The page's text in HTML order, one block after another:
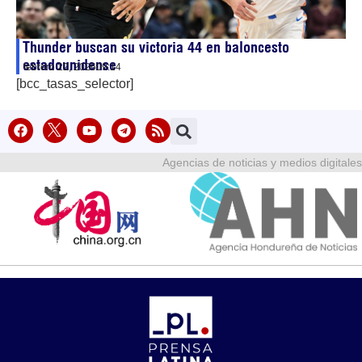
Thunder buscan su victoria 44 en baloncesto
estadounidense
febrero 22, 202609:14
[bcc_tasas_selector]
Agencias de noticias y medios digitales